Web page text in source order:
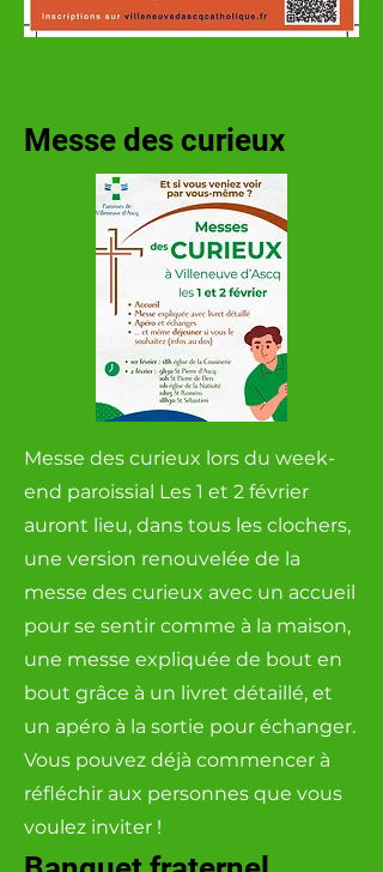
Messe des curieux
Messe des curieux lors du week-
end paroissial Les 1 et 2 février
auront lieu, dans tous les clochers,
une version renouvelée de la
messe des curieux avec un accueil
pour se sentir comme à la maison,
une messe expliquée de bout en
bout grâce à un livret détaillé, et
un apéro à la sortie pour échanger.
Vous pouvez déjà commencer à
réfléchir aux personnes que vous
voulez inviter !